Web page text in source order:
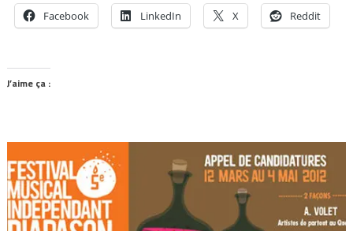
Facebook LinkedIn X Reddit
J’aime ça :